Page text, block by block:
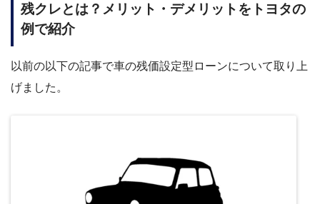
残クレとは？メリット・デメリットをトヨタの
例で紹介
以前の以下の記事で車の残価設定型ローンについて取り上
げました。